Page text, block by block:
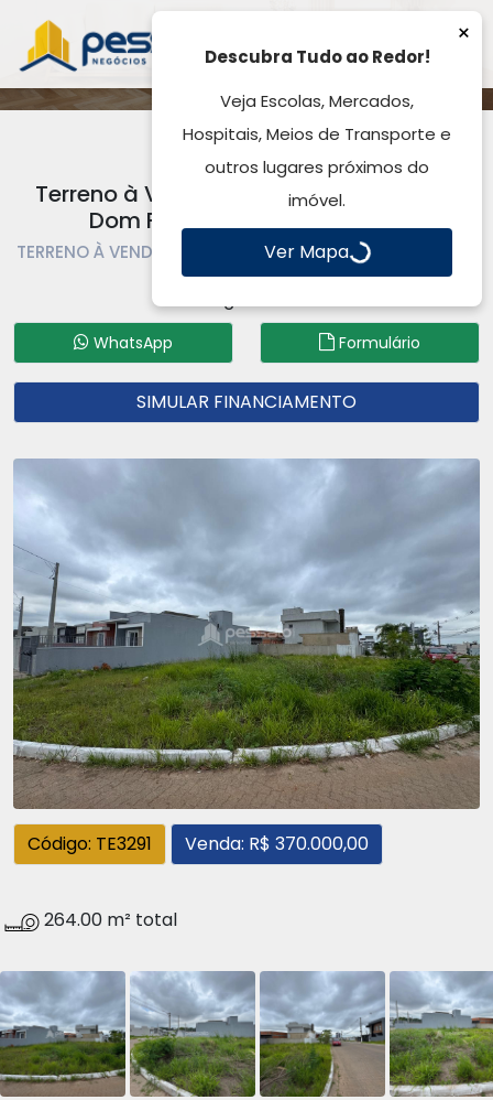
Terreno à Venda com 264m ² , Reserva
Dom Feliciano - Gravataí, RS
TERRENO À VENDA | TERRENO | GRAVATAÍ | RESERVA DOM
FELICIANO
WhatsApp Formulário
SIMULAR FINANCIAMENTO
Código: TE3291 Venda: R$ 370.000,00
264.00 m² total
×
Descubra Tudo ao Redor!
Veja Escolas, Mercados,
Hospitais, Meios de Transporte e
outros lugares próximos do
imóvel.
Ver Mapa